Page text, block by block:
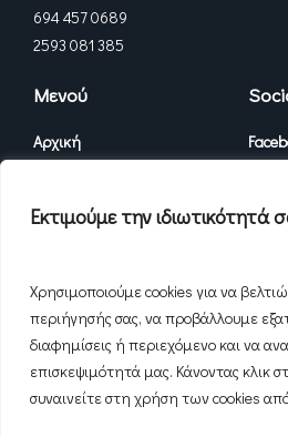
Εκτιμούμε την ιδιωτικότητά
Χρησιμοποιούμε cookies για να
περιήγησής σας, να προβάλλουμε
διαφημίσεις ή περιεχόμενο και να
επισκεψιμότητά μας. Κάνοντας κλικ
συναινείτε στη χρήση των cookies
694 457 0689
2593 081 385
Μενού
Αρχική
Επικοινωνία